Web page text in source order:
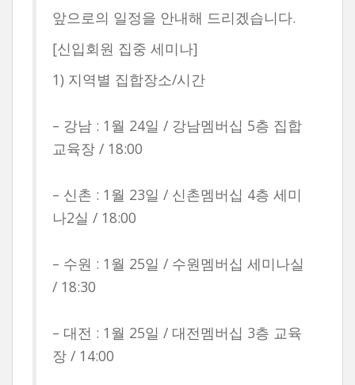
앞으로의 일정을 안내해 드리겠습니다.
[신입회원 집중 세미나]
1) 지역별 집합장소/시간
– 강남 : 1월 24일 / 강남멤버십 5층 집합
교육장 / 18:00
– 신촌 : 1월 23일 / 신촌멤버십 4층 세미
나2실 / 18:00
– 수원 : 1월 25일 / 수원멤버십 세미나실
/ 18:30
– 대전 : 1월 25일 / 대전멤버십 3층 교육
장 / 14:00